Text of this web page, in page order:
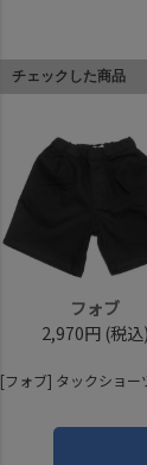
チェックした商品
フォブ
2,970円 (税込)
[フォブ] タックショー